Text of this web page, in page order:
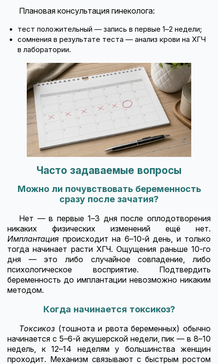
Плановая консультация гинеколога:
тест положительный — запись в первые 1–2 недели;
сомнения в результате теста — анализ крови на ХГЧ
в лаборатории.
Часто задаваемые вопросы
Можно ли почувствовать беременность
сразу после зачатия?
Нет — в первые 1–3 дня после оплодотворения
никаких физических изменений ещё нет.
Имплантация происходит на 6–10-й день, и только
тогда начинает расти ХГЧ. Ощущения раньше 10-го
дня — это либо случайное совпадение, либо
психологическое восприятие. Подтвердить
беременность до имплантации невозможно никаким
методом.
Когда начинается токсикоз?
Токсикоз (тошнота и рвота беременных) обычно
начинается с 5–6-й акушерской недели, пик — в 8–10
недель, к 12–14 неделям у большинства женщин
проходит. Механизм связывают с быстрым ростом